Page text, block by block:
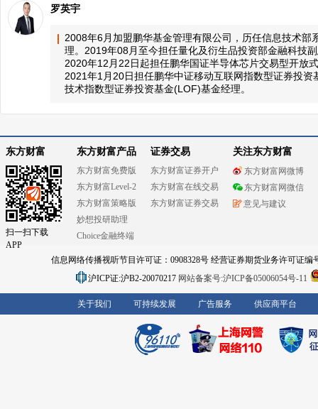
罗英宇
2008年6月加盟鹏华基金管理有限公司，历任信息技术部
理。2019年08月至今担任量化及衍生品投资部金融科技
2020年12月22日起担任鹏华国证半导体芯片交易型开放
2021年1月20日担任鹏华中证移动互联网指数型证券投
技术指数型证券投资基金(LOF)基金经理。
东方财富
扫一扫下载
APP
东方财富产品
东方财富免费版
东方财富Level-2
东方财富策略版
妙想投研助理
Choice金融终端
证券交易
东方财富证券开户
东方财富在线交易
东方财富证券交易
关注东方财富
东方财富网微博
东方财富网微信
意见与建议
信息网络传播视听节目许可证：0908328号 经营证券期货业务许可证编
沪ICP证:沪B2-20070217 网站备案号:沪ICP备05006054号-11
关于我们 可持续发展 广告服务 供应商平台